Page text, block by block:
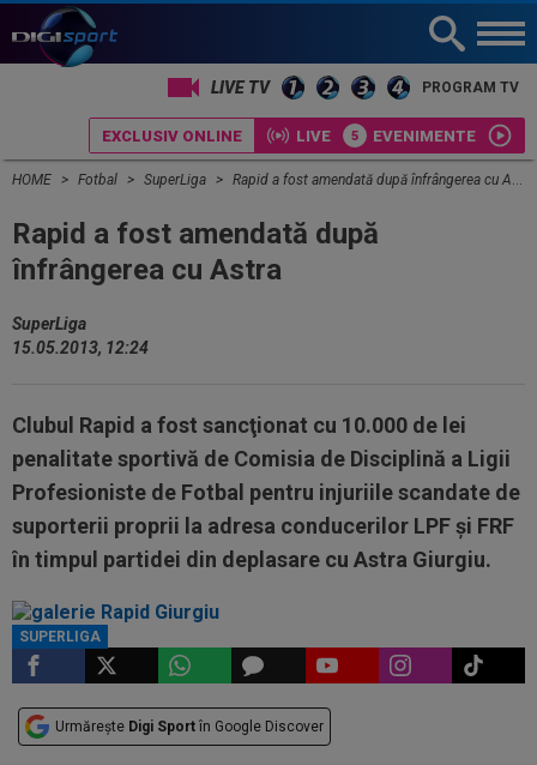
LIVE TV PROGRAM TV
EXCLUSIV ONLINE LIVE EVENIMENTE
HOME Fotbal SuperLiga Rapid a fost amendată după înfrângerea cu Astra
Rapid a fost amendată după
înfrângerea cu Astra
SuperLiga
15.05.2013, 12:24
Clubul Rapid a fost sancţionat cu 10.000 de lei
penalitate sportivă de Comisia de Disciplină a Ligii
Profesioniste de Fotbal pentru injuriile scandate de
suporterii proprii la adresa conducerilor LPF şi FRF
în timpul partidei din deplasare cu Astra Giurgiu.
SUPERLIGA
Urmărește Digi Sport în Google Discover